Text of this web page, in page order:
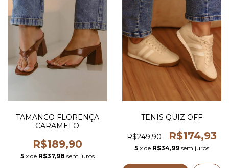
TAMANCO FLORENÇA
CARAMELO
R$189,90
5 x de R$37,98 sem juros
TENIS QUIZ OFF
R$249,90 R$174,93
5 x de R$34,99 sem juros